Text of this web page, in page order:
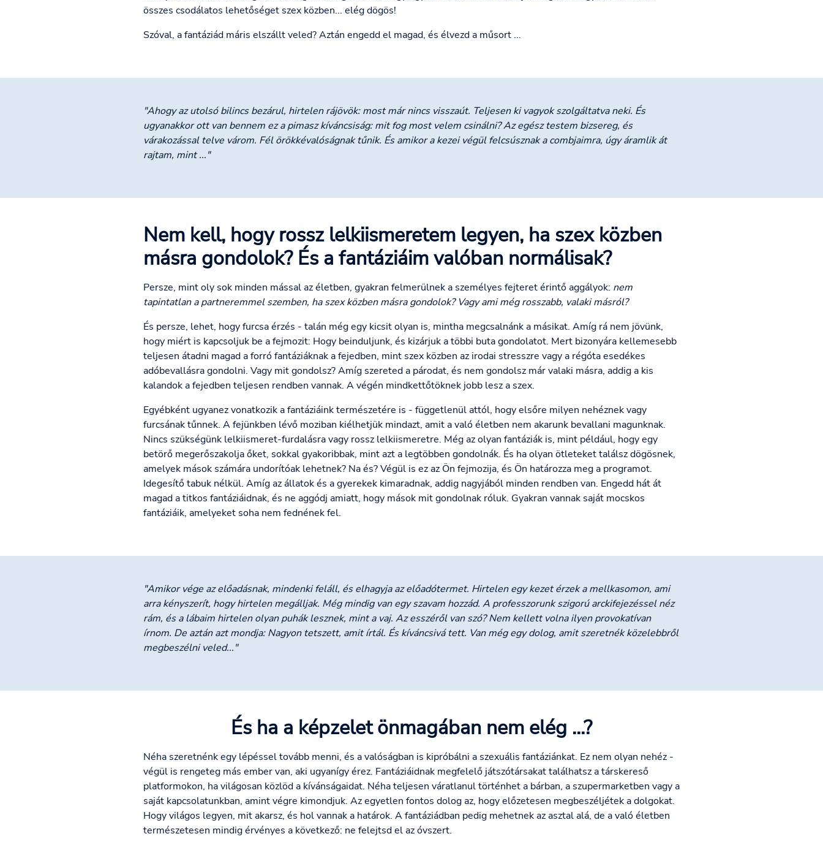
összes csodálatos lehetőséget szex közben... elég dögös!
Szóval, a fantáziád máris elszállt veled? Aztán engedd el magad, és élvezd a műsort ...
"Ahogy az utolsó bilincs bezárul, hirtelen rájövök: most már nincs visszaút. Teljesen ki vagyok szolgáltatva neki. És
ugyanakkor ott van bennem ez a pimasz kíváncsiság: mit fog most velem csinálni? Az egész testem bizsereg, és
várakozással telve várom. Fél örökkévalóságnak tűnik. És amikor a kezei végül felcsúsznak a combjaimra, úgy áramlik át
rajtam, mint ..."
Nem kell, hogy rossz lelkiismeretem legyen, ha szex közben
másra gondolok? És a fantáziáim valóban normálisak?
Persze, mint oly sok minden mással az életben, gyakran felmerülnek a személyes fejteret érintő aggályok: nem
tapintatlan a partneremmel szemben, ha szex közben másra gondolok? Vagy ami még rosszabb, valaki másról?
És persze, lehet, hogy furcsa érzés - talán még egy kicsit olyan is, mintha megcsalnánk a másikat. Amíg rá nem jövünk,
hogy miért is kapcsoljuk be a fejmozit: Hogy beinduljunk, és kizárjuk a többi buta gondolatot. Mert bizonyára kellemesebb
teljesen átadni magad a forró fantáziáknak a fejedben, mint szex közben az irodai stresszre vagy a régóta esedékes
adóbevallásra gondolni. Vagy mit gondolsz? Amíg szereted a párodat, és nem gondolsz már valaki másra, addig a kis
kalandok a fejedben teljesen rendben vannak. A végén mindkettőtöknek jobb lesz a szex.
Egyébként ugyanez vonatkozik a fantáziáink természetére is - függetlenül attól, hogy elsőre milyen nehéznek vagy
furcsának tűnnek. A fejünkben lévő moziban kiélhetjük mindazt, amit a való életben nem akarunk bevallani magunknak.
Nincs szükségünk lelkiismeret-furdalásra vagy rossz lelkiismeretre. Még az olyan fantáziák is, mint például, hogy egy
betörő megerőszakolja őket, sokkal gyakoribbak, mint azt a legtöbben gondolnák. És ha olyan ötleteket találsz dögösnek,
amelyek mások számára undorítóak lehetnek? Na és? Végül is ez az Ön fejmozija, és Ön határozza meg a programot.
Idegesítő tabuk nélkül. Amíg az állatok és a gyerekek kimaradnak, addig nagyjából minden rendben van. Engedd hát át
magad a titkos fantáziáidnak, és ne aggódj amiatt, hogy mások mit gondolnak róluk. Gyakran vannak saját mocskos
fantáziáik, amelyeket soha nem fednének fel.
"Amikor vége az előadásnak, mindenki feláll, és elhagyja az előadótermet. Hirtelen egy kezet érzek a mellkasomon, ami
arra kényszerít, hogy hirtelen megálljak. Még mindig van egy szavam hozzád. A professzorunk szigorú arckifejezéssel néz
rám, és a lábaim hirtelen olyan puhák lesznek, mint a vaj. Az esszéről van szó? Nem kellett volna ilyen provokatívan
írnom. De aztán azt mondja: Nagyon tetszett, amit írtál. És kíváncsivá tett. Van még egy dolog, amit szeretnék közelebbről
megbeszélni veled..."
És ha a képzelet önmagában nem elég ...?
Néha szeretnénk egy lépéssel tovább menni, és a valóságban is kipróbálni a szexuális fantáziánkat. Ez nem olyan nehéz -
végül is rengeteg más ember van, aki ugyanígy érez. Fantáziáidnak megfelelő játszótársakat találhatsz a társkereső
platformokon, ha világosan közlöd a kívánságaidat. Néha teljesen váratlanul történhet a bárban, a szupermarketben vagy a
saját kapcsolatunkban, amint végre kimondjuk. Az egyetlen fontos dolog az, hogy előzetesen megbeszéljétek a dolgokat.
Hogy világos legyen, mit akarsz, és hol vannak a határok. A fantáziádban pedig mehetnek az asztal alá, de a való életben
természetesen mindig érvényes a következő: ne felejtsd el az óvszert.